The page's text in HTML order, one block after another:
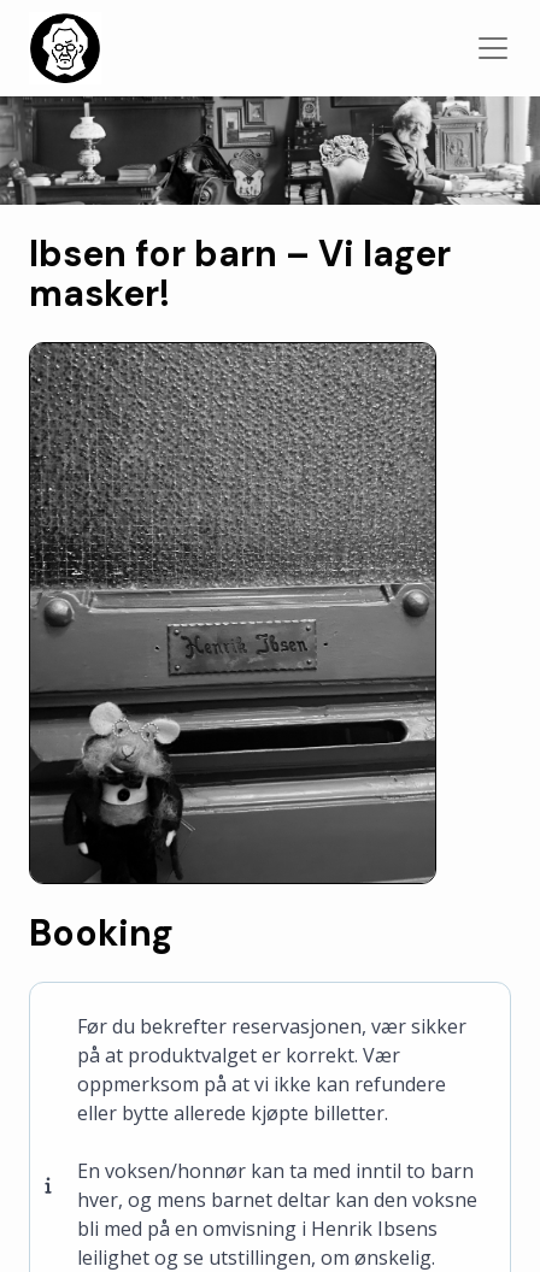
Ibsen for barn – Vi lager
masker!
Booking
Før du bekrefter reservasjonen, vær sikker
på at produktvalget er korrekt. Vær
oppmerksom på at vi ikke kan refundere
eller bytte allerede kjøpte billetter.
En voksen/honnør kan ta med inntil to barn
hver, og mens barnet deltar kan den voksne
bli med på en omvisning i Henrik Ibsens
leilighet og se utstillingen, om ønskelig.